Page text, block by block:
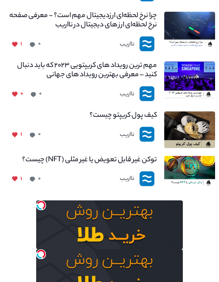
چرا نرخ لحظه‌ای ارزدیجیتال مهم است؟ - معرفی صفحه
نرخ لحظه‌ای ارز های دیجیتال در نااریب
نااریب ۰ ۱
مهم ترین رویداد های کریپتویی ۲۰۲۳ که باید دنبال
کنید – معرفی بهترین رویداد های جهانی
نااریب ۰ ۰
کیف پول کریپتو چیست؟
نااریب ۰ ۱
توکن غیر قابل تعویض یا غیر مثلی (NFT) چیست؟
نااریب ۰ ۱